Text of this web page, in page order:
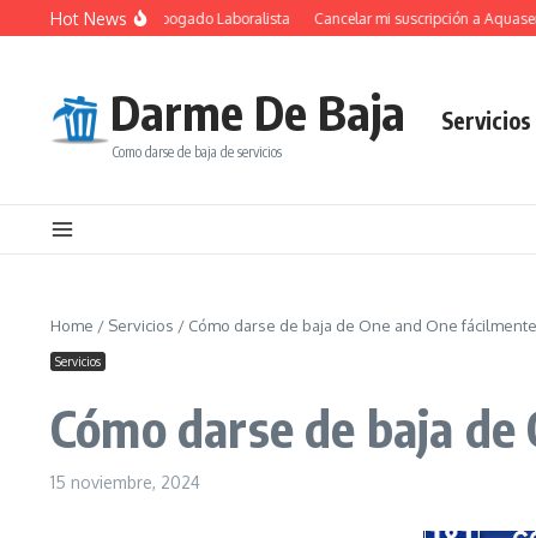
Saltar al contenido
Hot Newsde un Abogado Laboralista Cancelar mi suscripción a
Darme De Baja
Como darse de baja de servicios
Servicios
Home / Servicios / Cómo darse de baja de One and One fácilmente
Servicios
Cómo darse de baja
15 noviembre, 2024